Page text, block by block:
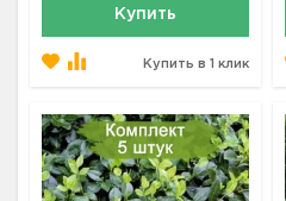
Купить
Купить в 1 клик